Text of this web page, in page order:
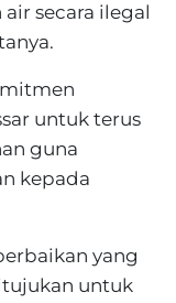
secara ilegal
untuk terus
guna
kepada
yang
untuk